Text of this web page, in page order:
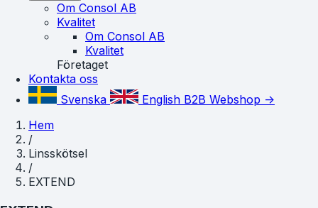
Om Consol AB
Kvalitet
Om Consol AB
Kvalitet
Företaget
Kontakta oss
Svenska
English B2B Webshop ->
Hem
/
Linsskötsel
/
EXTEND